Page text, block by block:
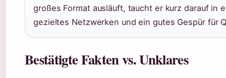
großes Format ausläuft, taucht er kurz darauf in
gezieltes Netzwerken und ein gutes Gespür für
Bestätigte Fakten vs. Unklares